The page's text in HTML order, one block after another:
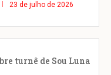
23 de julho de 2026
turnê de Sou Luna